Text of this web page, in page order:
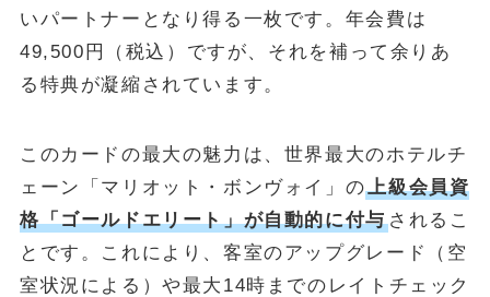
いパートナーとなり得る一枚です。年会費は
49,500円（税込）ですが、それを補って余りあ
る特典が凝縮されています。
このカードの最大の魅力は、世界最大のホテルチ
ェーン「マリオット・ボンヴォイ」の上級会員資
格「ゴールドエリート」が自動的に付与されるこ
とです。これにより、客室のアップグレード（空
室状況による）や最大14時までのレイトチェック